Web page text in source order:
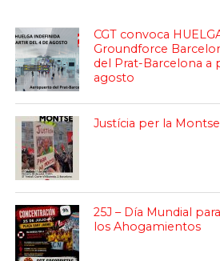
CGT convoca
Groundforce
del Prat-Barcelona a
agosto
Justícia per la Montse
25J – Día Mundial
los Ahogamientos